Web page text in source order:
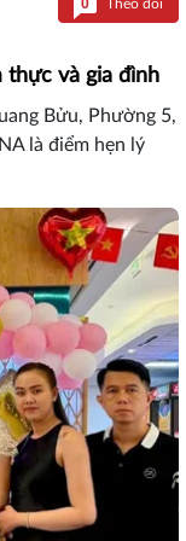
Theo dõi
thực và gia đình
Bửu, Phường 5,
là điểm hẹn lý